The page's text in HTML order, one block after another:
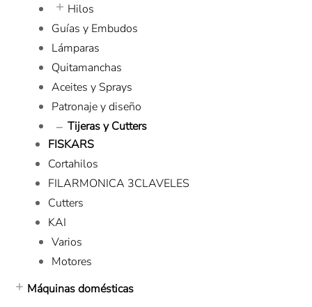
Hilos
Guías y Embudos
Lámparas
Quitamanchas
Aceites y Sprays
Patronaje y diseño
Tijeras y Cutters
FISKARS
Cortahilos
FILARMONICA 3CLAVELES
Cutters
KAI
Varios
Motores
Máquinas domésticas